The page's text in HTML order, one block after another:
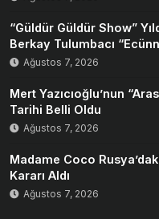
“Güldür Güldür Show”
Berkay Tulumbacı
Ağustos 7, 2026
Mert Yazıcıoğlu’nun
Tarihi Belli Oldu
Ağustos 7, 2026
Madame Coco
Kararı Aldı
Ağustos 7, 2026